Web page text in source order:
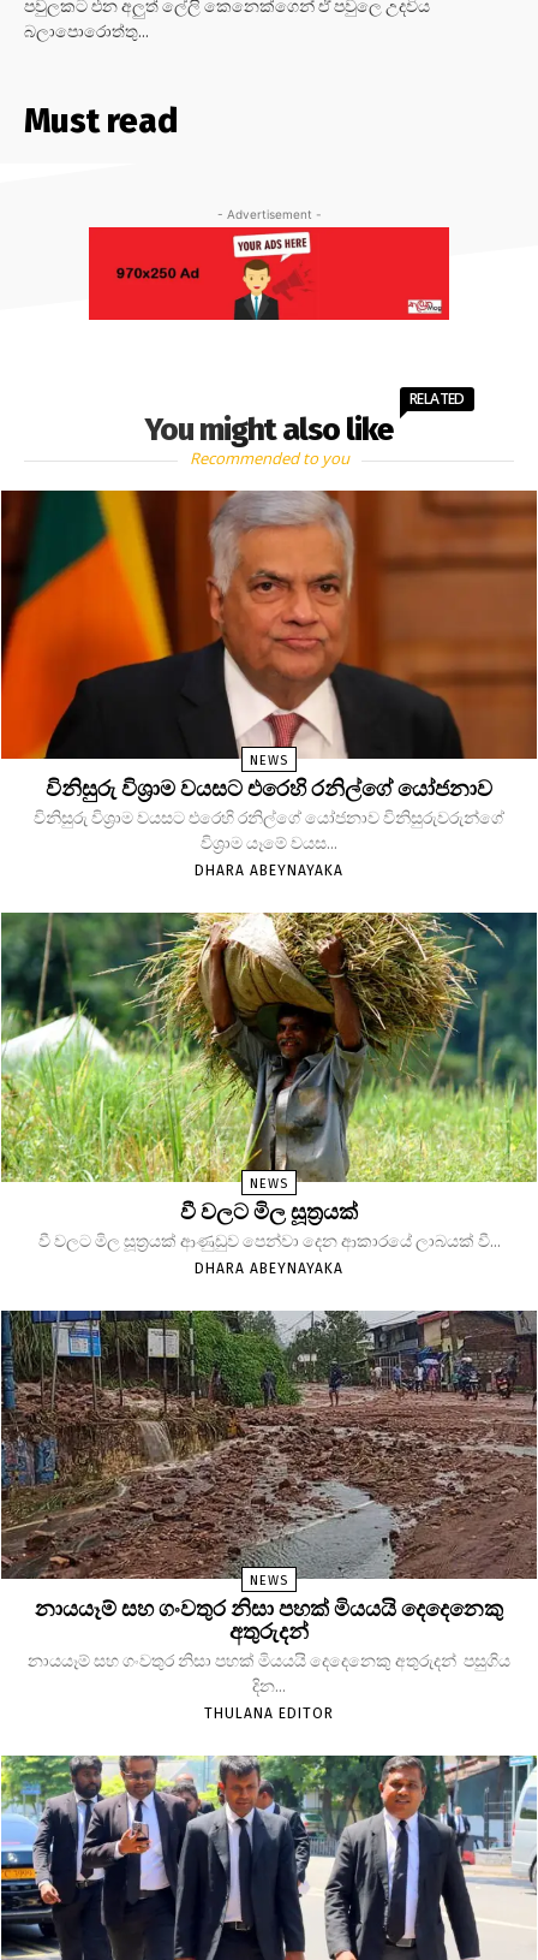
පවුලකට එන අලුත් ලේලි කෙනෙක්ගෙන් ඒ පවුලෙ උදවිය
බලාපොරොත්තු...
Must read
- Advertisement -
You might also like
RELATED
Recommended to you
NEWS
විනිසුරු විශ්‍රාම වයසට එරෙහි රනිල්ගේ යෝජනාව
විනිසුරු විශ්‍රාම වයසට එරෙහි රනිල්ගේ යෝජනාව විනිසුරුවරුන්ගේ
විශ්‍රාම යෑමේ වයස...
DHARA ABEYNAYAKA
NEWS
වී වලට මිල සූත්‍රයක්
වී වලට මිල සූත්‍රයක් ආණුඩුව පෙන්වා දෙන ආකාරයේ ලාබයක් වී...
DHARA ABEYNAYAKA
NEWS
නායයෑම් සහ ගංවතුර නිසා පහක් මියයයි දෙදෙනෙකු
අතුරුදන්
නායයෑම් සහ ගංවතුර නිසා පහක් මියයයි දෙදෙනෙකු අතුරුදන් පසුගිය
දින...
THULANA EDITOR